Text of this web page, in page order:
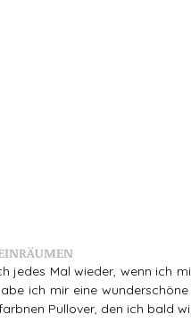
jedes Mal wieder, wenn ich
ich mir eine
Pullover, den ich bald